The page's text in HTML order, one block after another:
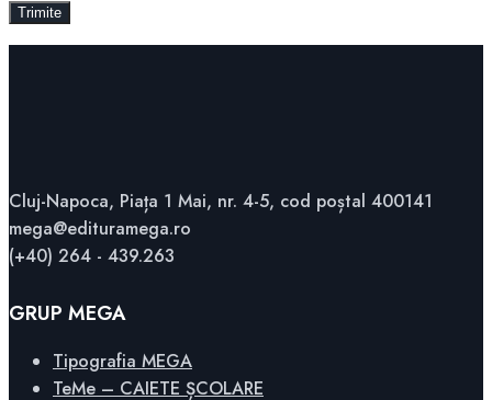
Cluj-Napoca, Piața 1 Mai, nr. 4-5, cod poștal 400141
mega@edituramega.ro
(+40) 264 - 439.263
GRUP MEGA
Tipografia MEGA
TeMe – CAIETE ȘCOLARE